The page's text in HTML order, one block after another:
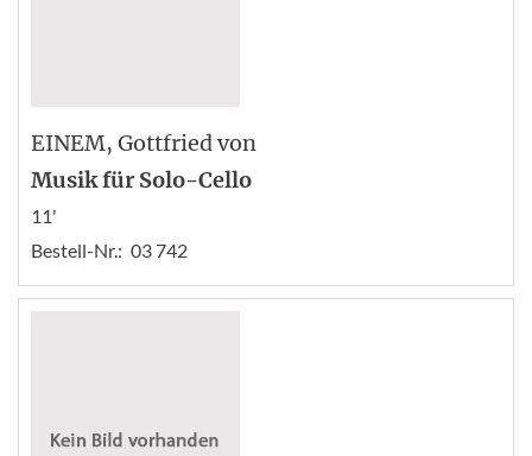
EINEM, Gottfried von
Musik für Solo-Cello
11'
Bestell-Nr.: 03 742